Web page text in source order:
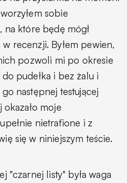
sobie
na które będę mógł
recenzji. Byłem pewien,
pozwoli mi po okresie
pudełka i bez żalu i
następnej testującej
moje
nietrafione i z
się w niniejszym teście.
"czarnej listy" była waga